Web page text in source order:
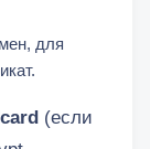
для
(если